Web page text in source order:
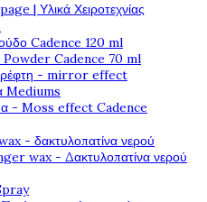
| Υλικά Χειροτεχνίας
Cadence 120 ml
Cadence 70 ml
- mirror effect
Mediums
- Moss effect Cadence
- δακτυλοπατίνα νερού
wax - Δακτυλοπατίνα νερού